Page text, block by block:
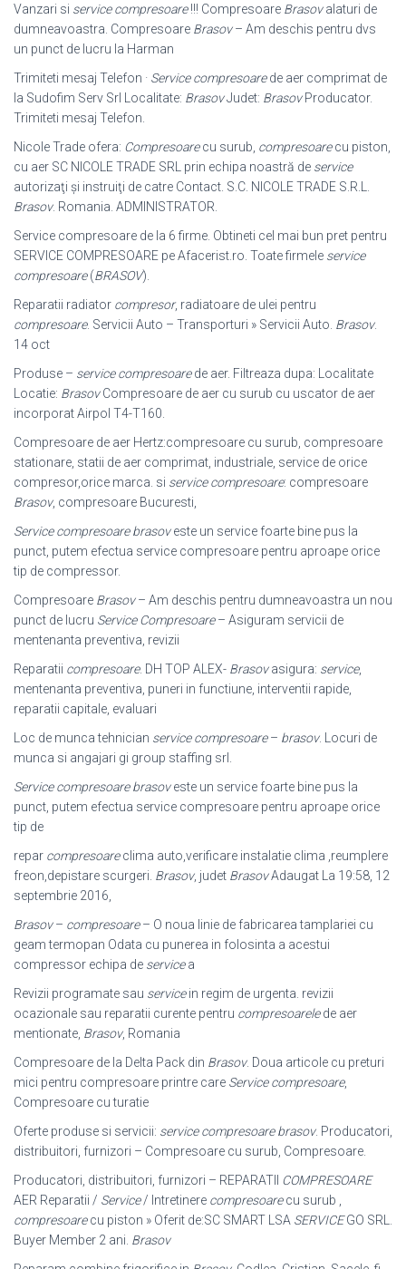
Vanzari si service compresoare!!! Compresoare Brasovalaturi de
dumneavoastra. Compresoare Brasov– Am deschis pentru dvs
un punct de lucru la Harman
Trimiteti mesaj Telefon · Service compresoarede aer comprimat de
la Sudofim Serv Srl Localitate: BrasovJudet: BrasovProducator.
Trimiteti mesaj Telefon.
Nicole Trade ofera: Compresoarecu surub, compresoarecu piston,
cu aer SC NICOLE TRADE SRL prin echipa noastră de service
autorizaţi şi instruiţi de catre Contact. S.C. NICOLE TRADE S.R.L.
Brasov. Romania. ADMINISTRATOR.
Service compresoare de la 6 firme. Obtineti cel mai bun pret pentru
SERVICE COMPRESOARE pe Afacerist.ro. Toate firmele service
compresoare(BRASOV).
Reparatii radiator compresor, radiatoare de ulei pentru
compresoare. Servicii Auto – Transporturi » Servicii Auto. Brasov.
14 oct
Produse – service compresoarede aer. Filtreaza dupa: Localitate
Locatie: BrasovCompresoare de aer cu surub cu uscator de aer
incorporat Airpol T4-T160.
Compresoare de aer Hertz:compresoare cu surub, compresoare
stationare, statii de aer comprimat, industriale, service de orice
compresor,orice marca. si service compresoare: compresoare
Brasov, compresoare Bucuresti,
Service compresoare brasoveste un service foarte bine pus la
punct, putem efectua service compresoare pentru aproape orice
tip de compressor.
Compresoare Brasov– Am deschis pentru dumneavoastra un nou
punct de lucru Service Compresoare– Asiguram servicii de
mentenanta preventiva, revizii
Reparatii compresoare. DH TOP ALEX- Brasovasigura: service,
mentenanta preventiva, puneri in functiune, interventii rapide,
reparatii capitale, evaluari
Loc de munca tehnician service compresoare– brasov. Locuri de
munca si angajari gi group staffing srl.
Service compresoare brasoveste un service foarte bine pus la
punct, putem efectua service compresoare pentru aproape orice
tip de
repar compresoareclima auto,verificare instalatie clima ,reumplere
freon, depistare scurgeri. Brasov, judet BrasovAdaugat La 19:58, 12
septembrie 2016,
Brasov– compresoare– O noua linie de fabricarea tamplariei cu
geam termopan Odata cu punerea in folosinta a acestui
compressor echipa de servicea
Revizii programate sau servicein regim de urgenta. revizii
ocazionale sau reparatii curente pentru compresoarelede aer
mentionate, Brasov, Romania
Compresoare de la Delta Pack din Brasov. Doua articole cu preturi
mici pentru compresoare printre care Service compresoare,
Compresoare cu turatie
Oferte produse si servicii: service compresoare brasov. Producatori,
distribuitori, furnizori – Compresoare cu surub, Compresoare.
Producatori, distribuitori, furnizori – REPARATII COMPRESOARE
AER Reparatii / Service/ Intretinere compresoarecu surub ,
compresoarecu piston » Oferit de:SC SMART LSA SERVICEGO SRL.
Buyer Member 2 ani. Brasov